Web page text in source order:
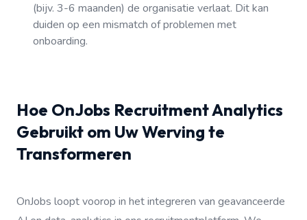
(bijv. 3-6 maanden) de organisatie verlaat. Dit kan
duiden op een mismatch of problemen met
onboarding.
Hoe OnJobs Recruitment Analytics
Gebruikt om Uw Werving te
Transformeren
OnJobs loopt voorop in het integreren van geavanceerde